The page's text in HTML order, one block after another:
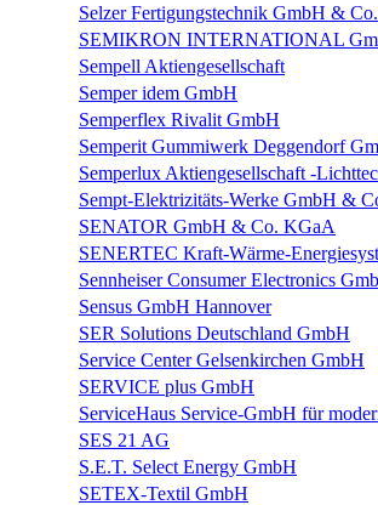
Selzer Fertigungstechnik GmbH &
SEMIKRON INTERNATIONAL
Sempell Aktiengesellschaft
Semper idem GmbH
Semperflex Rivalit GmbH
Semperit Gummiwerk Deggendorf
Semperlux Aktiengesellschaft -
Sempt-Elektrizitäts-Werke GmbH &
SENATOR GmbH & Co. KGaA
SENERTEC Kraft-Wärme-
Sennheiser Consumer Electronics
Sensus GmbH Hannover
SER Solutions Deutschland GmbH
Service Center Gelsenkirchen GmbH
SERVICE plus GmbH
ServiceHaus Service-GmbH für
SES 21 AG
S.E.T. Select Energy GmbH
SETEX-Textil GmbH